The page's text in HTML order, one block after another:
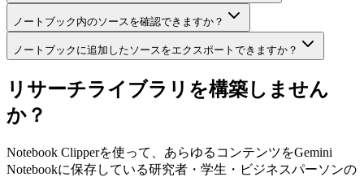
ノートブック内のソースを確認できますか？
ノートブックに追加したソースをエクスポートできますか？
リサーチライブラリを構築しません
か？
Notebook Clipperを使って、あらゆるコンテンツをGemini
Notebookに保存している研究者・学生・ビジネスパーソンの